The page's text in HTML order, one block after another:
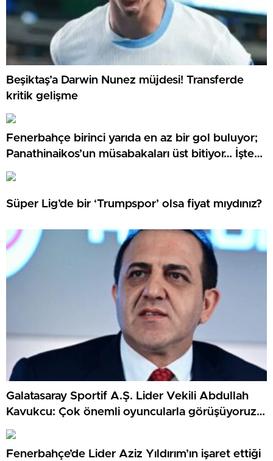
Beşiktaş’a Darwin Nunez müjdesi! Transferde
kritik gelişme
Fenerbahçe birinci yarıda en az bir gol buluyor;
Panathinaikos’un müsabakaları üst bitiyor… İşte
Misli’den Günün Tüyoları!
Süper Lig’de bir ‘Trumpspor’ olsa fiyat mıydınız?
Galatasaray Sportif A.Ş. Lider Vekili Abdullah
Kavukcu: Çok önemli oyuncularla görüşüyoruz,
para harcayacağız
Fenerbahçe’de Lider Aziz Yıldırım’ın işaret ettiği